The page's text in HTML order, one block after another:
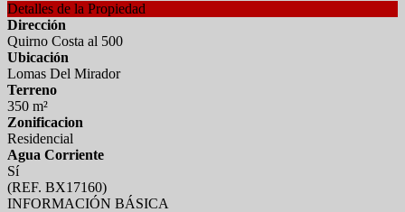
Detalles de la Propiedad
Dirección
Quirno Costa al 500
Ubicación
Lomas Del Mirador
Terreno
350 m²
Zonificacion
Residencial
Agua Corriente
Sí
(REF. BX17160)
INFORMACIÓN BÁSICA